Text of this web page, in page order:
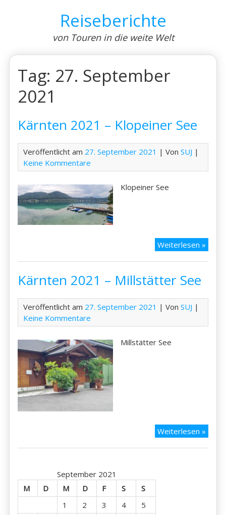
Reiseberichte
von Touren in die weite Welt
Tag: 27. September
2021
Kärnten 2021 – Klopeiner See
Veröffentlicht am 27. September 2021 | VonSUJ |
Keine Kommentare
Klopeiner See
Weiterlesen »
Kärnten 2021 – Millstätter See
Veröffentlicht am 27. September 2021 | VonSUJ |
Keine Kommentare
Millstätter See
Weiterlesen »
September 2021
M
D M D F S
S
1
2 3 4
5